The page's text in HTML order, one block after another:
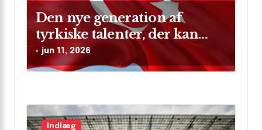
Den nye generation af
tyrkiske talenter, der kan
skinne på verdensscenen
jun 11, 2026
Indlæg